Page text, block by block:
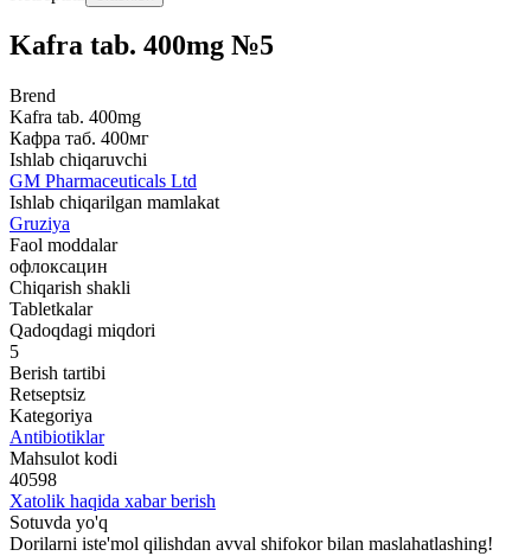
Kafra tab. 400mg №5
Brend
Kafra tab. 400mg
Кафра таб. 400мг
Ishlab chiqaruvchi
GM Pharmaceuticals Ltd
Ishlab chiqarilgan mamlakat
Gruziya
Faol moddalar
офлоксацин
Chiqarish shakli
Tabletkalar
Qadoqdagi miqdori
5
Berish tartibi
Retseptsiz
Kategoriya
Antibiotiklar
Mahsulot kodi
40598
Xatolik haqida xabar berish
Sotuvda yo'q
Dorilarni iste'mol qilishdan avval shifokor bilan maslahatlashing!